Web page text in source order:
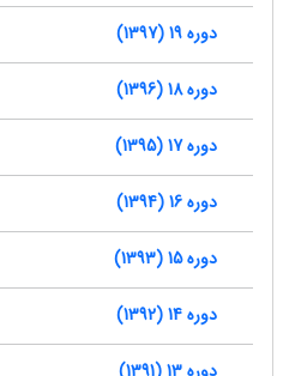
دوره 19 (1397)
دوره 18 (1396)
دوره 17 (1395)
دوره 16 (1394)
دوره 15 (1393)
دوره 14 (1392)